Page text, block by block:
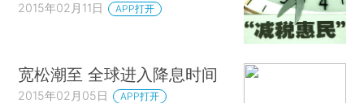
2015年02月11日 APP打开
宽松潮至 全球进入降息时间
2015年02月05日 APP打开